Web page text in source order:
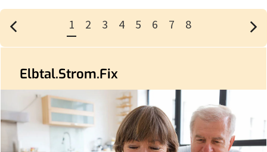
8
Bilder
Slider
mit
8
navigierbar
Pfeiltasten
1
8
Elbtal.Strom.Fix